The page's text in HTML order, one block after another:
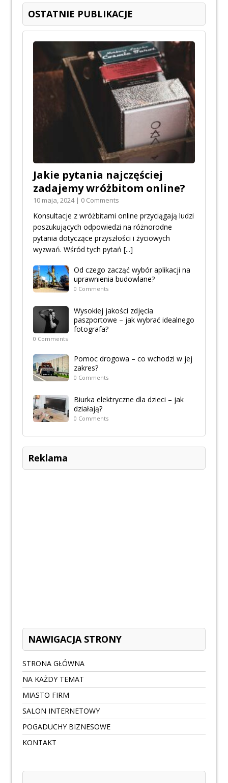
OSTATNIE PUBLIKACJE
Jakie pytania najczęściej
zadajemy wróżbitom online?
10 maja, 2024 | 0 Comments
Konsultacje z wróżbitami online przyciągają ludzi
poszukujących odpowiedzi na różnorodne
pytania dotyczące przyszłości i życiowych
wyzwań. Wśród tych pytań [...]
Od czego zacząć wybór aplikacji na
uprawnienia budowlane?
0 Comments
Wysokiej jakości zdjęcia
paszportowe – jak wybrać idealnego
fotografa?
0 Comments
Pomoc drogowa – co wchodzi w jej
zakres?
0 Comments
Biurka elektryczne dla dzieci – jak
działają?
0 Comments
Reklama
NAWIGACJA STRONY
STRONA GŁÓWNA
NA KAŻDY TEMAT
MIASTO FIRM
SALON INTERNETOWY
POGADUCHY BIZNESOWE
KONTAKT